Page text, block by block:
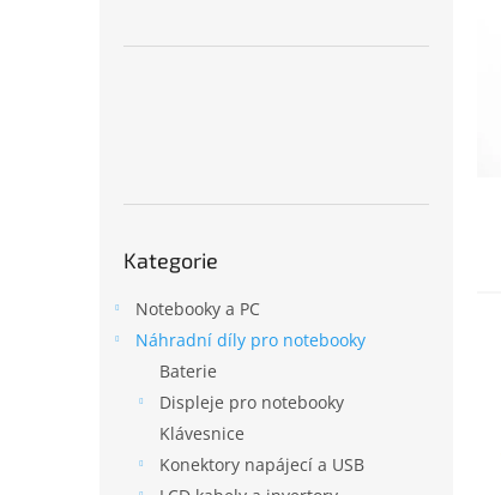
kategorie
Kategorie
Notebooky a PC
Náhradní díly pro notebooky
Baterie
Displeje pro notebooky
Klávesnice
Konektory napájecí a USB